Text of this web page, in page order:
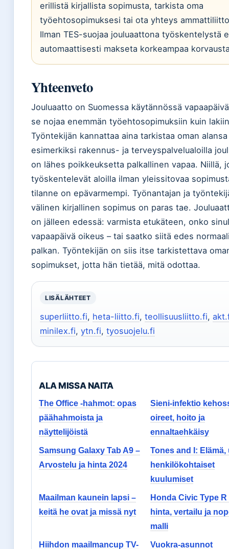
erillistä kirjallista sopimusta, tarkista oma
työehtosopimuksesi tai ota yhteys
Ilman TES-suojaa jouluaattona työskentelystä
automaattisesti makseta korkeampaa
Yhteenveto
Jouluaatto on Suomessa käytännössä
se nojaa enemmän työehtosopimuksiin kuin
Työntekijän kannattaa aina tarkistaa oman alansa
esimerkiksi rakennus- ja terveyspalvelualoilla
on lähes poikkeuksetta palkallinen vapaa. Niillä,
työskentelevät aloilla ilman yleissitovaa
tilanne on epävarmempi. Työnantajan ja
välinen kirjallinen sopimus on paras tae.
on jälleen edessä: varmista etukäteen, onko
vapaapäivä oikeus – tai saatko siitä edes
palkan. Työntekijän on siis itse tarkistettava
sopimukset, jotta hän tietää, mitä odottaa.
LISÄLÄHTEET
superliitto.fi, heta-liitto.fi, teollisuusliitto.fi,
minilex.fi, ytn.fi, tyosuojelu.fi
ALA MISSA NAITA
The Office -hahmot: opas
päähahmoista ja
näyttelijöistä
Sieni-infektio
oireet, hoito ja
ennaltaehkäisy
Samsung Galaxy Tab A9 –
Arvostelu ja hinta 2024
Tones and I: Elämä,
henkilökohtaiset
kuulumiset
Maailman kaunein lapsi –
keitä he ovat ja missä nyt
Honda Civic Type R
hinta, vertailu ja
malli
Hiihdon maailmancup TV-
Vuokra-asunnot